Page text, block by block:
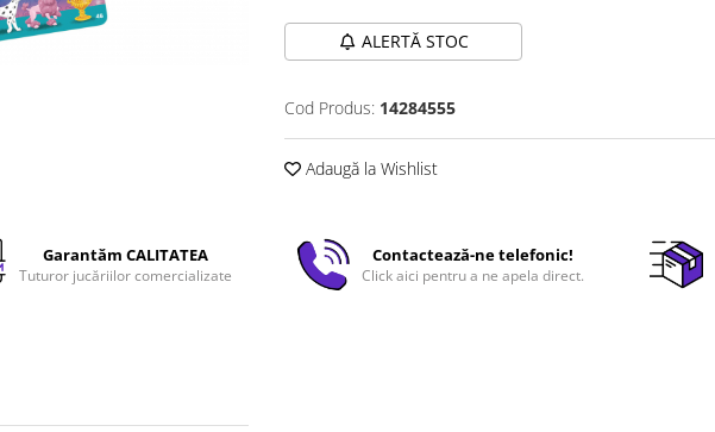
ALERTĂ STOC
Cod Produs: 14284555
Adaugă la Wishlist
Garantăm CALITATEA
Tuturor jucăriilor comercializate
Contactează-ne telefonic!
Click aici pentru a ne apela direct.